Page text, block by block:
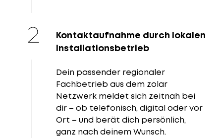
Kontaktaufnahme durch lokalen
Installationsbetrieb
Dein passender regionaler
Fachbetrieb aus dem zolar
Netzwerk meldet sich zeitnah bei
dir – ob telefonisch, digital oder vor
Ort – und berät dich persönlich,
ganz nach deinem Wunsch.